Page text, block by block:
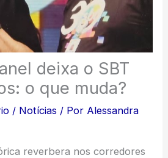
deixa o SBT
o que muda?
/ Notícias / Por Alessandra
reverbera nos corredores